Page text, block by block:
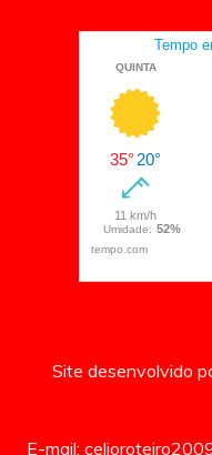
Site desenvolvido
E-mail: